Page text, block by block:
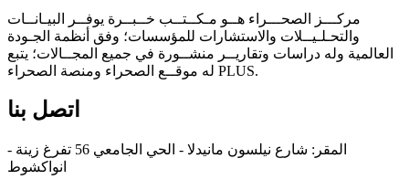
مركـــز الصحـــراء هــو مـكــتــب خــبــرة يوفــر البيـانــات
والتحـلـيــلات والاستشارات للمؤسسات؛ وفق أنظمة الجـودة
العالمية وله دراسات وتقاريــر منشــورة في جميع المجــالات؛ يتبع
له موقــع الصحراء ومنصة الصحراء PLUS.
اتصل بنا
المقر: شارع نيلسون مانيدلا - الحي الجامعي 56 تفرغ زينة -